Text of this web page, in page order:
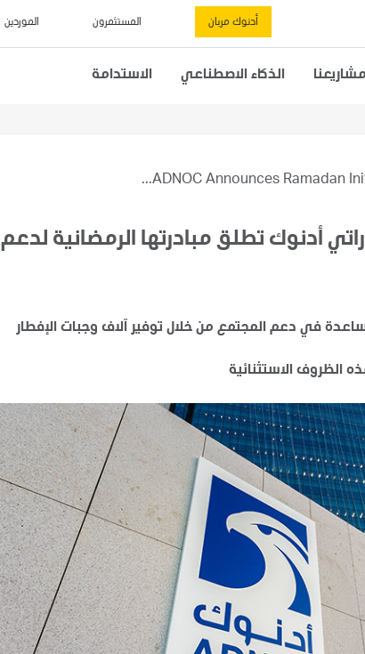
أدنوك مربان المستثمرون الموردين
مشاريعنا الذكاء الاصطناعي الاستدامة
ADNOC Announces Ramadan
أدنوك تطلق مبادرتها الرمضانية لدعم
في دعم المجتمع من خلال توفير آلاف وجبات الإفطار
الظروف الاستثنائية